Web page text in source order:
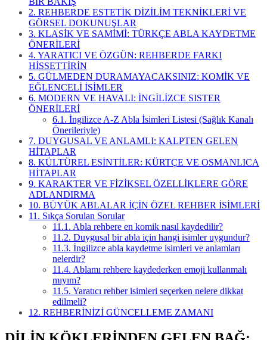
2. REHBERDE ESTETİK DİZİLİM TEKNİKLERİ VE
GÖRSEL DOKUNUŞLAR
3. KLASİK VE SAMİMİ: TÜRKÇE ABLA KAYDETME
ÖNERİLERİ
4. YARATICI VE ÖZGÜN: REHBERDE FARKI
HİSSETTİRİN
5. GÜLMEDEN DURAMAYACAKSINIZ: KOMİK VE
EĞLENCELİ İSİMLER
6. MODERN VE HAVALI: İNGİLİZCE SISTER
ÖNERİLERİ
6.1. İngilizce A-Z Abla İsimleri Listesi (Sağlık Kanalı
Önerileriyle)
7. DUYGUSAL VE ANLAMLI: KALPTEN GELEN
HİTAPLAR
8. KÜLTÜREL ESİNTİLER: KÜRTÇE VE OSMANLICA
HİTAPLAR
9. KARAKTER VE FİZİKSEL ÖZELLİKLERE GÖRE
ADLANDIRMA
10. BÜYÜK ABLALAR İÇİN ÖZEL REHBER İSİMLERİ
11. Sıkça Sorulan Sorular
11.1. Abla rehbere en komik nasıl kaydedilir?
11.2. Duygusal bir abla için hangi isimler uygundur?
11.3. İngilizce abla kaydetme isimleri ve anlamları
nelerdir?
11.4. Ablamı rehbere kaydederken emoji kullanmalı
mıyım?
11.5. Yaratıcı rehber isimleri seçerken nelere dikkat
edilmeli?
12. REHBERİNİZİ GÜNCELLEME ZAMANI